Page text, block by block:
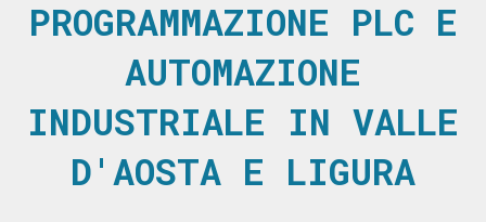
PROGRAMMAZIONE PLC E
AUTOMAZIONE
INDUSTRIALE IN VALLE
D'AOSTA E LIGURA